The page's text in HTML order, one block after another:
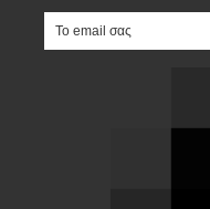
e-mail